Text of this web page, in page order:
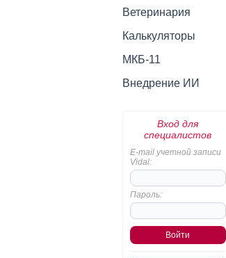
Ветеринария
Калькуляторы
МКБ-11
Внедрение ИИ
Вход для
специалистов
E-mail учетной записи
Vidal:
Пароль: